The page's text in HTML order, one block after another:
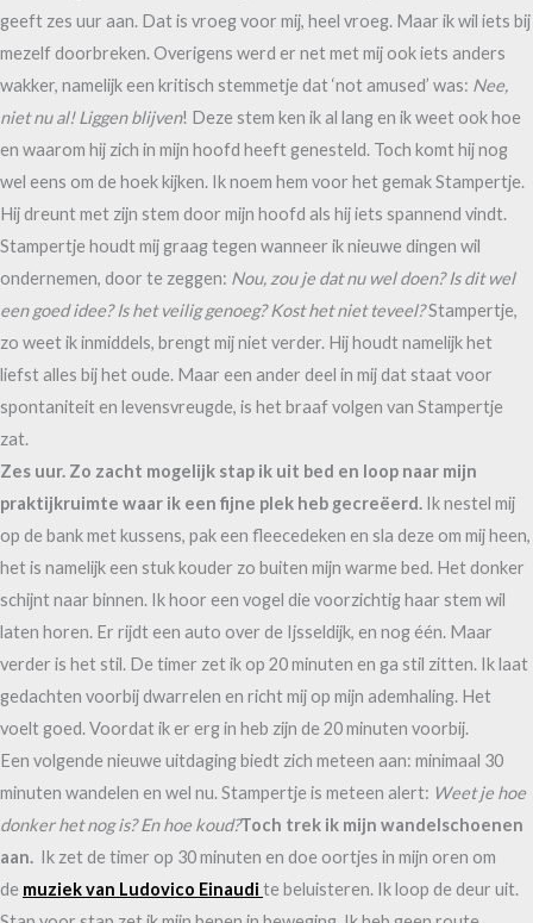
geeft zes uur aan. Dat is vroeg voor mij, heel vroeg. Maar ik wil iets bij
mezelf doorbreken. Overigens werd er net met mij ook iets anders
wakker, namelijk een kritisch stemmetje dat ‘not amused’ was: Nee,
niet nu al! Liggen blijven! Deze stem ken ik al lang en ik weet ook hoe
en waarom hij zich in mijn hoofd heeft genesteld. Toch komt hij nog
wel eens om de hoek kijken. Ik noem hem voor het gemak Stampertje.
Hij dreunt met zijn stem door mijn hoofd als hij iets spannend vindt.
Stampertje houdt mij graag tegen wanneer ik nieuwe dingen wil
ondernemen, door te zeggen: Nou, zou je dat nu wel doen? Is dit wel
een goed idee? Is het veilig genoeg? Kost het niet teveel?Stampertje,
zo weet ik inmiddels, brengt mij niet verder. Hij houdt namelijk het
liefst alles bij het oude. Maar een ander deel in mij dat staat voor
spontaniteit en levensvreugde, is het braaf volgen van Stampertje
zat.
Zes uur. Zo zacht mogelijk stap ik uit bed en loop naar mijn
praktijkruimte waar ik een fijne plek heb gecreëerd. Ik nestel mij
op de bank met kussens, pak een fleecedeken en sla deze om mij heen,
het is namelijk een stuk kouder zo buiten mijn warme bed. Het donker
schijnt naar binnen. Ik hoor een vogel die voorzichtig haar stem wil
laten horen. Er rijdt een auto over de Ijsseldijk, en nog één. Maar
verder is het stil. De timer zet ik op 20 minuten en ga stil zitten. Ik laat
gedachten voorbij dwarrelen en richt mij op mijn ademhaling. Het
voelt goed. Voordat ik er erg in heb zijn de 20 minuten voorbij.
Een volgende nieuwe uitdaging biedt zich meteen aan: minimaal 30
minuten wandelen en wel nu. Stampertje is meteen alert: Weet je hoe
donker het nog is? En hoe koud?Toch trek ik mijn wandelschoenen
aan. Ik zet de timer op 30 minuten en doe oortjes in mijn oren om
de muziek van Ludovico Einaudi te beluisteren. Ik loop de deur uit.